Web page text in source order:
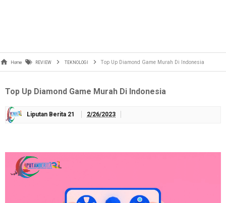
Home REVIEW TEKNOLOGI Top Up Diamond Game Murah Di Indonesia
Top Up Diamond Game Murah Di Indonesia
Liputan Berita 21 2/26/2023